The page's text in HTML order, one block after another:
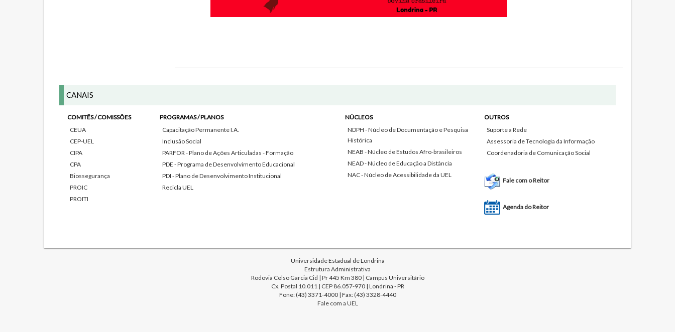
CANAIS
COMITÊS / COMISSÕES
CEUA
CEP-UEL
CIPA
CPA
Biossegurança
PROIC
PROITI
PROGRAMAS / PLANOS
Capacitação Permanente I.A.
Inclusão Social
PARFOR - Plano de Ações Articuladas - Formação
PDE - Programa de Desenvolvimento Educacional
PDI - Plano de Desenvolvimento Institucional
Recicla UEL
NÚCLEOS
NDPH - Núcleo de Documentação e Pesquisa
Histórica
NEAB - Núcleo de Estudos Afro-brasileiros
NEAD - Núcleo de Educação a Distância
NAC - Núcleo de Acessibilidade da UEL
OUTROS
Suporte a Rede
Assessoria de Tecnologia da Informação
Coordenadoria de Comunicação Social
Fale com o Reitor
Agenda do Reitor
Universidade Estadual de Londrina
Estrutura Administrativa
Rodovia Celso Garcia Cid | Pr 445 Km 380 | Campus Universitário
Cx. Postal 10.011 | CEP 86.057-970 | Londrina - PR
Fone: (43) 3371-4000 | Fax: (43) 3328-4440
Fale com a UEL